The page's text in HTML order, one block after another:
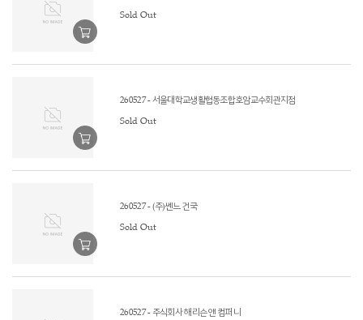
Sold Out
260527 - 서울대학교생활협동조합호암교수회관지점
Sold Out
260527 - (주)쎈느 건국
Sold Out
260527 - 주식회사 해리슨 앤 컴퍼니